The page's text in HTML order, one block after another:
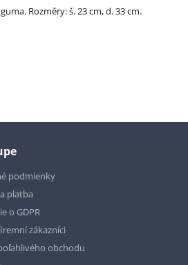
Rozměry: š. 23 cm, d. 33 cm.
podmienky
platba
o GDPR
zákazníci
obchodu